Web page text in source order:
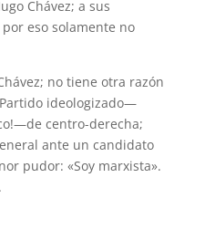
Chávez; a sus
eso solamente no
no tiene otra razón
ideologizado—
centro-derecha;
ante un candidato
pudor: «Soy marxista».